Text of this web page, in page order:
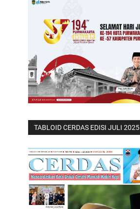
TABLOID CERDAS EDISI JULI 2025